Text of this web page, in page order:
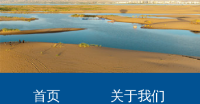
首页 关于我们